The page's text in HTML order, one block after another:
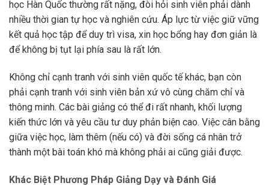
học Hàn Quốc thường rất nặng, đòi hỏi sinh viên phải dành
nhiều thời gian tự học và nghiên cứu. Áp lực từ việc giữ vững
kết quả học tập để duy trì visa, xin học bổng hay đơn giản là
để không bị tụt lại phía sau là rất lớn.
Không chỉ cạnh tranh với sinh viên quốc tế khác, bạn còn
phải cạnh tranh với sinh viên bản xứ vô cùng chăm chỉ và
thông minh. Các bài giảng có thể đi rất nhanh, khối lượng
kiến thức lớn và yêu cầu tư duy phản biện cao. Việc cân bằng
giữa việc học, làm thêm (nếu có) và đời sống cá nhân trở
thành một bài toán khó mà không phải ai cũng giải được.
Khác Biệt Phương Pháp Giảng Dạy và Đánh Giá